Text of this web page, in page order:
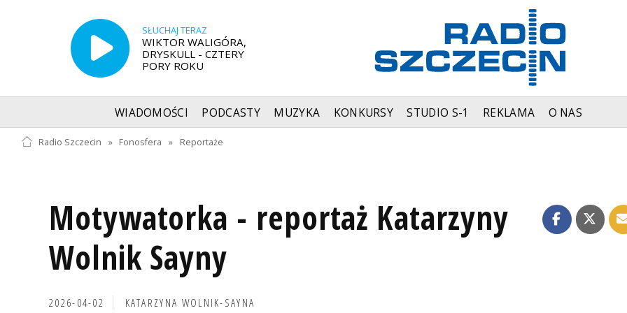
SŁUCHAJ TERAZ
WIKTOR WALIGÓRA,
DRYSKULL - CZTERY
PORY ROKU
WIADOMOŚCI PODCASTY MUZYKA KONKURSY STUDIO S-1 REKLAMA O NAS
Radio Szczecin » Fonosfera » Reportaże
Motywatorka - reportaż Katarzyny
Wolnik Sayny
2026-04-02 KATARZYNA WOLNIK-SAYNA